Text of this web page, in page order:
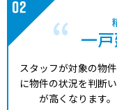
一
スタッフが対象の物
に物件の状況を判断
が高くなります。